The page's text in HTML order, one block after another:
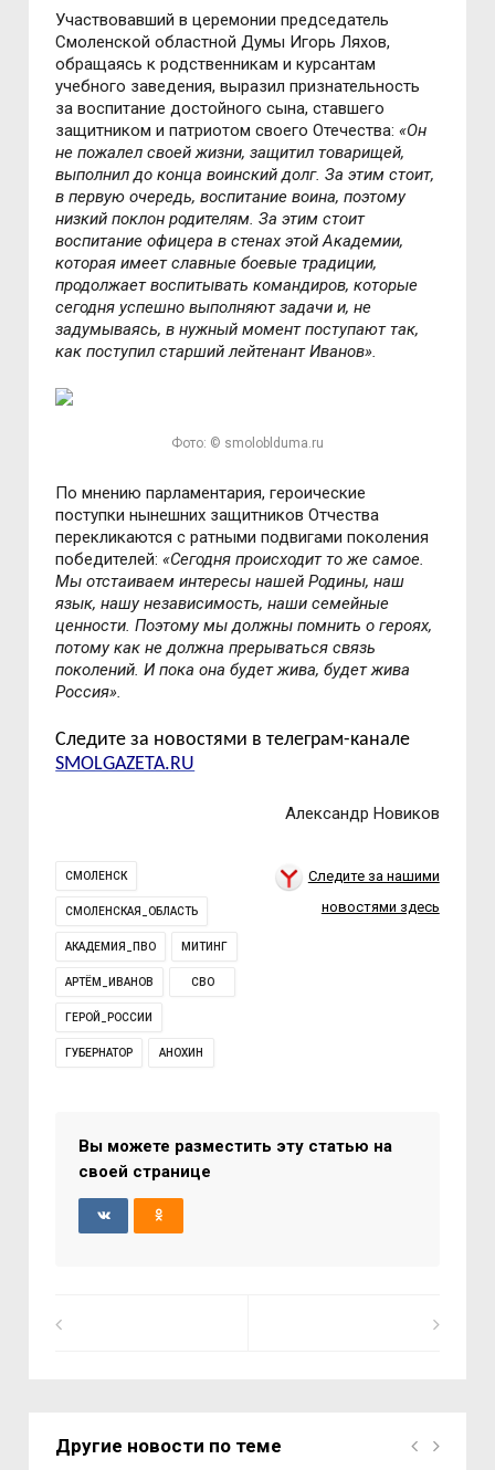
Участвовавший в церемонии председатель
Смоленской областной Думы Игорь Ляхов,
обращаясь к родственникам и курсантам
учебного заведения, выразил признательность
за воспитание достойного сына, ставшего
защитником и патриотом своего Отечества:«Он
не пожалел своей жизни, защитил товарищей,
выполнил до конца воинский долг. За этим стоит,
в первую очередь, воспитание воина, поэтому
низкий поклон родителям. За этим стоит
воспитание офицера в стенах этой Академии,
которая имеет славные боевые традиции,
продолжает воспитывать командиров, которые
сегодня успешно выполняют задачи и, не
задумываясь, в нужный момент поступают так,
как поступил старший лейтенант Иванов».
Фото: © smoloblduma.ru
По мнению парламентария, героические
поступки нынешних защитников Отчества
перекликаются с ратными подвигами поколения
победителей:«Сегодня происходит то же самое.
Мы отстаиваем интересы нашей Родины, наш
язык, нашу независимость, наши семейные
ценности. Поэтому мы должны помнить о героях,
потому как не должна прерываться связь
поколений. И пока она будет жива, будет жива
Россия».
Следите за новостями в телеграм-канале
SMOLGAZETA.RU
Александр Новиков
СМОЛЕНСК
СМОЛЕНСКАЯ_ОБЛАСТЬ
АКАДЕМИЯ_ПВО МИТИНГ
АРТЁМ_ИВАНОВ СВО
ГЕРОЙ_РОССИИ
ГУБЕРНАТОР АНОХИН
Следите за нашими
новостями здесь
Вы можете разместить эту статью на
своей странице
Другие новости по теме